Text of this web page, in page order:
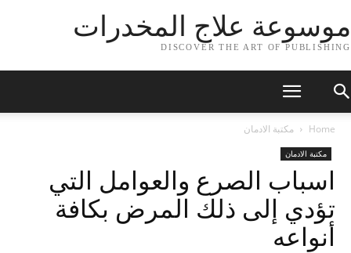
موسوعة علاج المخدرات
DISCOVER THE ART OF PUBLISHING
Home مكتبة الادمان
مكتبة الادمان
اسباب الصرع والعوامل التي
تؤدي إلى ذلك المرض بكافة
أنواعه